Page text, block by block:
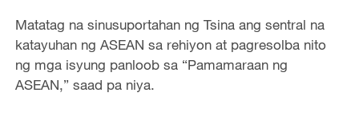
Matatag na sinusuportahan ng Tsina ang sentral na
katayuhan ng ASEAN sa rehiyon at pagresolba nito
ng mga isyung panloob sa “Pamamaraan ng
ASEAN,” saad pa niya.